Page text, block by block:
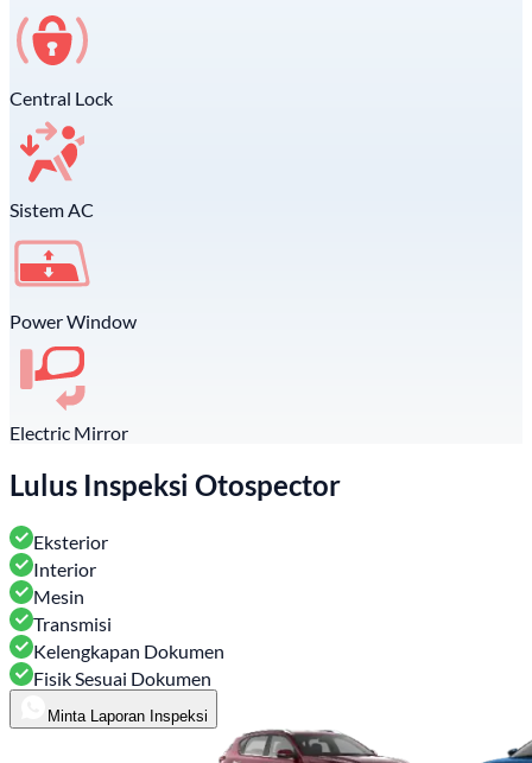
Central Lock
Sistem AC
Power Window
Electric Mirror
Lulus Inspeksi Otospector
Eksterior
Interior
Mesin
Transmisi
Kelengkapan Dokumen
Fisik Sesuai Dokumen
Minta Laporan Inspeksi